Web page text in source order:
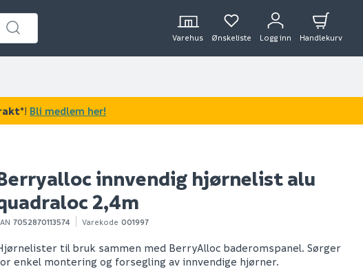
Varehus Ønskeliste Logg inn Handlekurv
innvendig hjørnelist alu
2,4m
7052870113574 Varekode 001997
til bruk sammen med BerryAlloc baderomspanel. Sørger
enkel montering og forsegling av innvendige hjørner.
! Bli medlem her!